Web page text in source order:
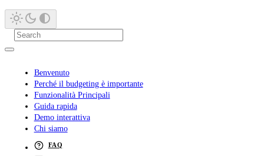
Benvenuto
Perché il budgeting è importante
Funzionalità Principali
Guida rapida
Demo interattiva
Chi siamo
FAQ